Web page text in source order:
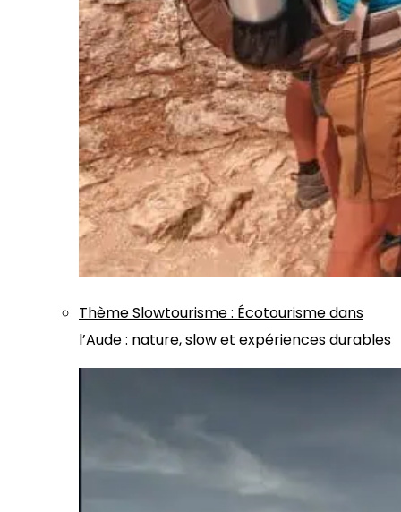
ThèmeSlowtourisme: Écotourisme dans
l’Aude : nature, slow et expériences durables